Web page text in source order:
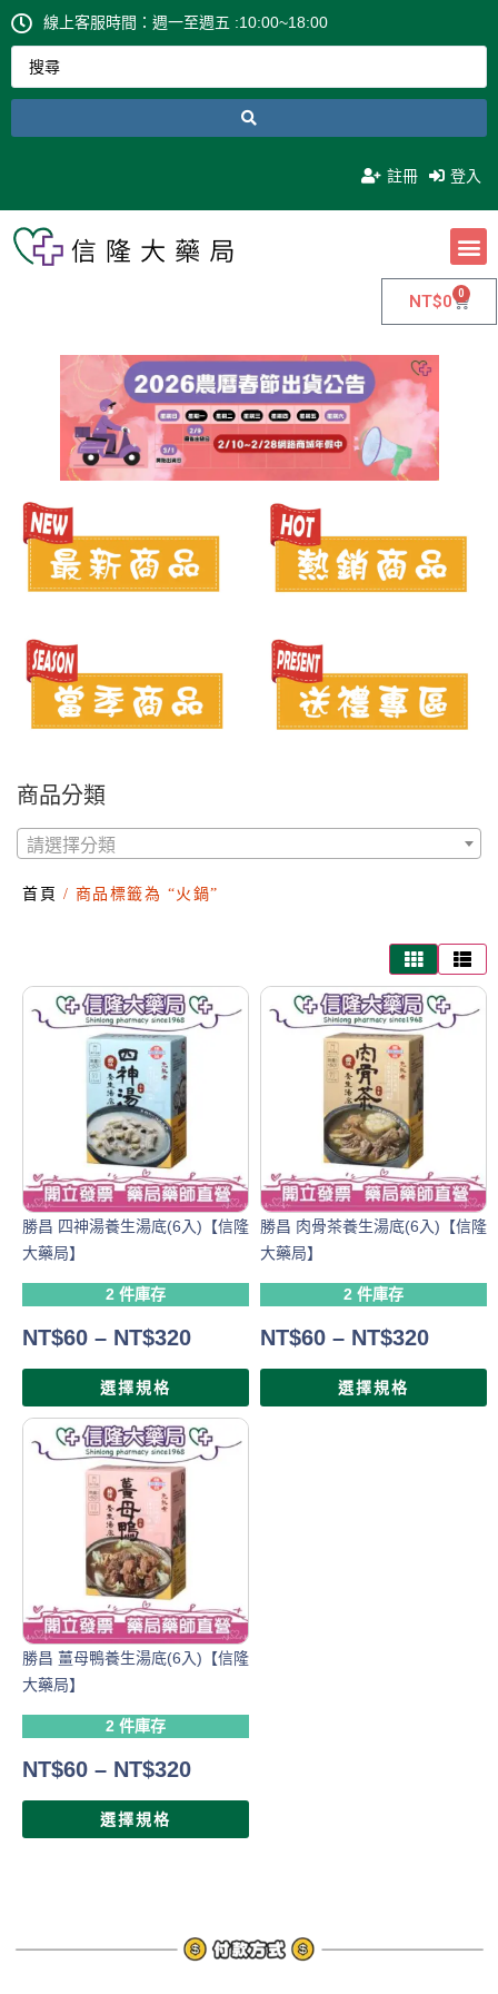
線上客服時間：週一至週五 :10:00~18:00
註冊 登入
NT$0 0
商品分類
請選擇分類
首頁 / 商品標籤為 “火鍋”
勝昌 四神湯養生湯底(6入)【信隆
大藥局】
2 件庫存
NT$60 – NT$320
選擇規格
勝昌 肉骨茶養生湯底(6入)【信隆
大藥局】
2 件庫存
NT$60 – NT$320
選擇規格
勝昌 薑母鴨養生湯底(6入)【信隆
大藥局】
2 件庫存
NT$60 – NT$320
選擇規格